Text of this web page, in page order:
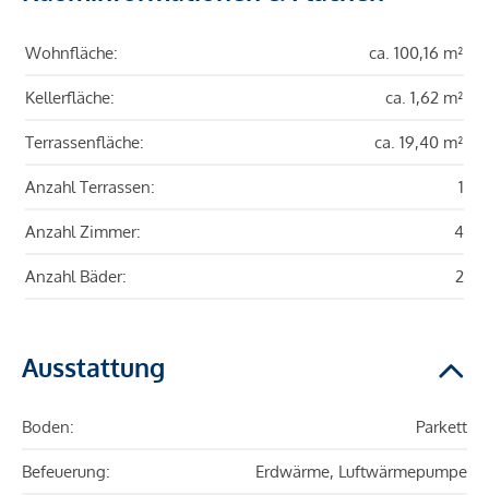
Wohnfläche: ca. 100,16 m²
Kellerfläche: ca. 1,62 m²
Terrassenfläche: ca. 19,40 m²
Anzahl Terrassen: 1
Anzahl Zimmer: 4
Anzahl Bäder: 2
Ausstattung
Boden: Parkett
Befeuerung: Erdwärme, Luftwärmepumpe